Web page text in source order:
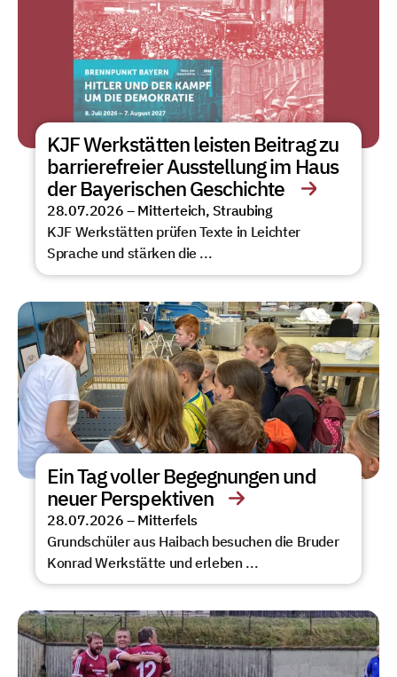
KJF Werkstätten leisten Beitrag zu
barrierefreier Ausstellung im Haus
der Bayerischen Geschichte
28.07.2026 – Mitterteich, Straubing
KJF Werkstätten prüfen Texte in Leichter
Sprache und stärken die ...
Ein Tag voller Begegnungen und
neuer Perspektiven
28.07.2026 – Mitterfels
Grundschüler aus Haibach besuchen die Bruder
Konrad Werkstätte und erleben ...